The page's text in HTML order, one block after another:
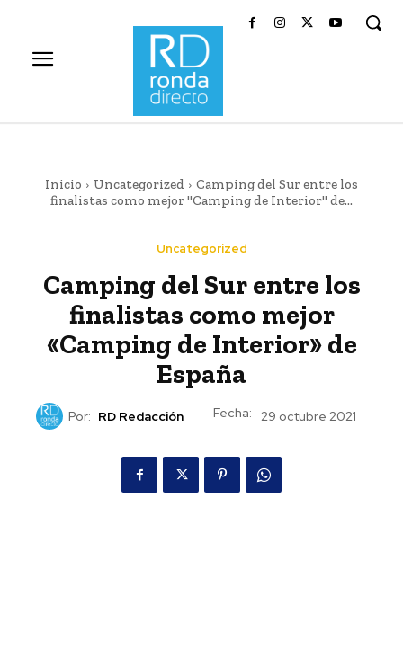
Inicio Uncategorized
Camping del Sur entre los
finalistas como mejor "Camping de Interior" de...
Uncategorized
Camping del Sur entre los
finalistas como mejor
«Camping de Interior» de
España
Por: RD Redacción Fecha: 29 octubre 2021